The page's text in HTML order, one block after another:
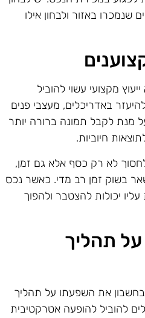
באזור ולבחון אילו
מקצועי עשוי להוביל
באדריכלים, מעצבי פנים
מנת לקבל תמונה ברורה יותר
חיוביות.
לא רק כסף אלא גם זמן,
בשוק זמן רב מדי. כאשר נכס
יכולות להצטבר ולהפוך
תהליך
את השפעתו על תהליך
להוביל להופעה אטרקטיבית